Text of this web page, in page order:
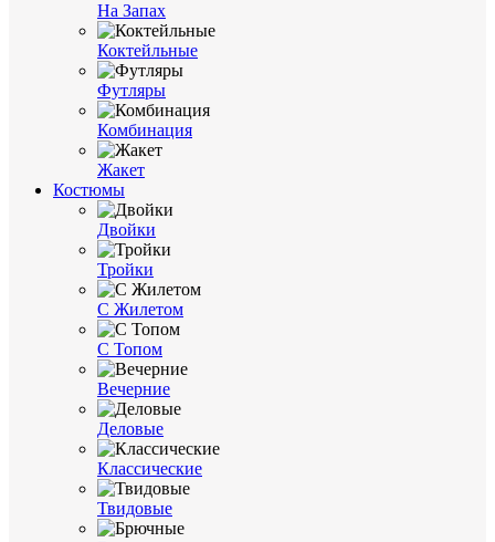
На Запах
Коктейльные
Футляры
Комбинация
Жакет
Костюмы
Двойки
Тройки
С Жилетом
С Топом
Вечерние
Деловые
Классические
Твидовые